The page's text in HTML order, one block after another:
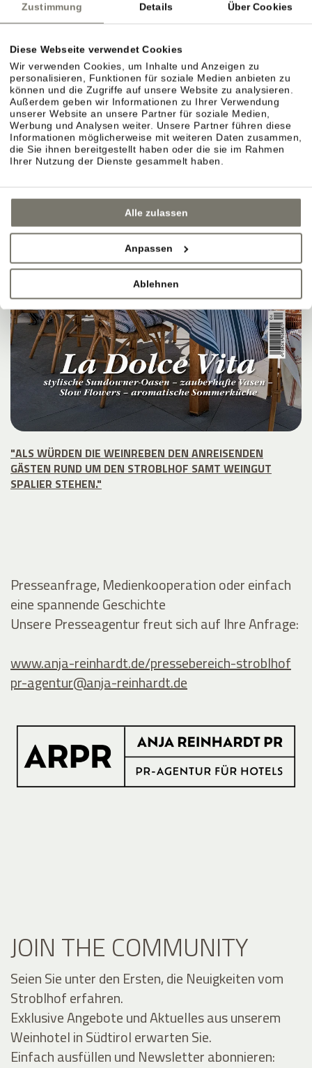
Zustimmung Details Über Cookies
Diese Webseite verwendet Cookies
Wir verwenden Cookies, um Inhalte und Anzeigen zu
personalisieren, Funktionen für soziale Medien anbieten zu
können und die Zugriffe auf unsere Website zu analysieren.
Außerdem geben wir Informationen zu Ihrer Verwendung
unserer Website an unsere Partner für soziale Medien,
Werbung und Analysen weiter. Unsere Partner führen diese
Informationen möglicherweise mit weiteren Daten zusammen,
die Sie ihnen bereitgestellt haben oder die sie im Rahmen
Ihrer Nutzung der Dienste gesammelt haben.
Alle zulassen
Anpassen
Ablehnen
"WOHNEN IM WEIN."
"ALS WÜRDEN DIE WEINREBEN DEN ANREISENDEN
GÄSTEN RUND UM DEN STROBLHOF SAMT WEINGUT
SPALIER STEHEN."
Presseanfrage, Medienkooperation oder einfach
eine spannende Geschichte
Unsere Presseagentur freut sich auf Ihre Anfrage:
www.anja-reinhardt.de/pressebereich-stroblhof
pr-agentur@anja-reinhardt.de
JOIN THE COMMUNITY
Seien Sie unter den Ersten, die Neuigkeiten vom
Stroblhof erfahren.
Exklusive Angebote und Aktuelles aus unserem
Weinhotel in Südtirol erwarten Sie.
Einfach ausfüllen und Newsletter abonnieren: